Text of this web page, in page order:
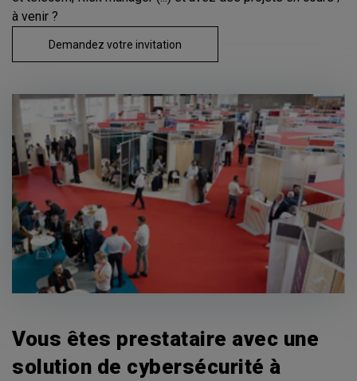
à venir ?
Demandez votre invitation
Vous êtes prestataire avec une
solution de cybersécurité à